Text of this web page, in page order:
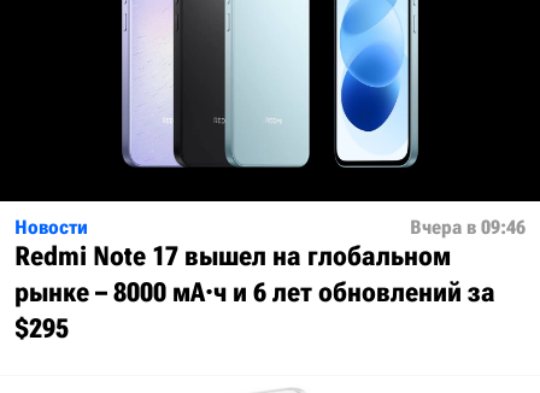
Новости Вчера в 09:46
Redmi Note 17 вышел на глобальном
рынке – 8000 мА·ч и 6 лет обновлений за
$295